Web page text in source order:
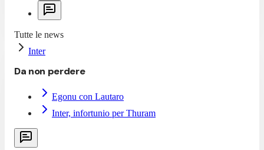
Tutte le news
Inter
Da non perdere
Egonu con Lautaro
Inter, infortunio per Thuram